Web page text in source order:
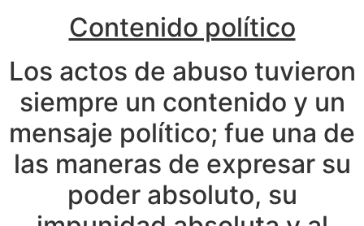
Contenido político
Los actos de abuso tuvieron
siempre un contenido y un
mensaje político; fue una de
las maneras de expresar su
poder absoluto, su